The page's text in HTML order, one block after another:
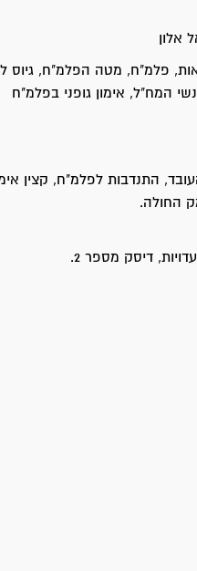
אלון
פלמ"ח, מטה הפלמ"ח, גיוס
המח"ל, אימון גופני בפלמ"ח
התנדבות לפלמ"ח, קצין
החולה.
דיסק מספר 2.